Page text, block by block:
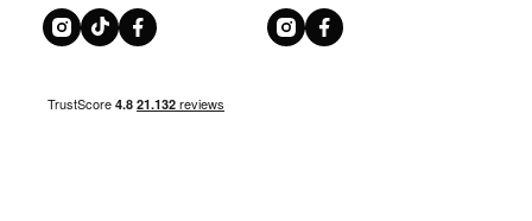
Eten en drinken
Openingstijden
Betaalmethoden
Contact